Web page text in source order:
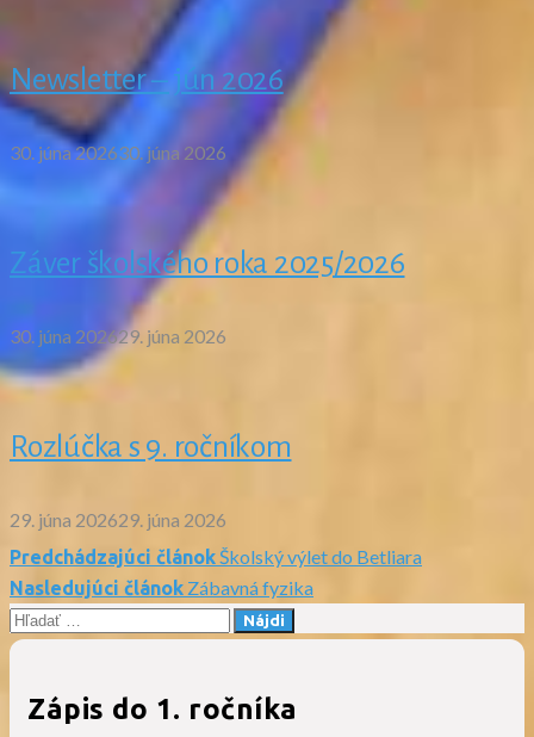
Newsletter – jún 2026
30. júna 202630. júna 2026
Záver školského roka 2025/2026
30. júna 202629. júna 2026
Rozlúčka s 9. ročníkom
29. júna 202629. júna 2026
Navigácia
v
článku
Predchádzajúci článok Školský výlet do Betliara
Nasledujúci článok Zábavná fyzika
Hľadať:
Zápis do 1. ročníka